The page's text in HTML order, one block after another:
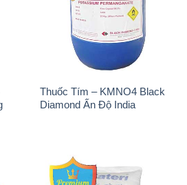
Thuốc Tím – KMNO4 Black
Diamond Ấn Độ India